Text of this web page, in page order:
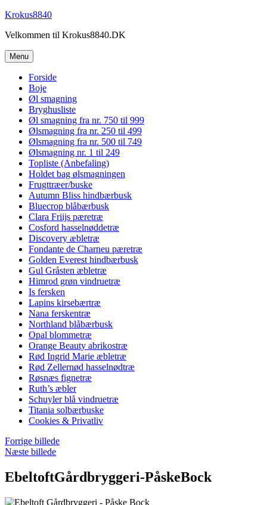
Videre
indhold
Krokus8840
Velkommen til Krokus8840.DK
Menu
Forside
Boje
Øl smagning
Bryghusliste
Øl smagning fra nr. 750 til 999
Ølsmagning fra nr. 250 til 499
Ølsmagning fra nr. 500 til 749
Ølsmagning nr. 1 til 249
Topliste (Anbefaling)
Holdet bag ølsmagningen
Frugttræer/buske
Autumn Bliss hindbærbusk
Bluecrop blåbærbusk
Clara Friijs pæretræ
Cosford hasselnøddetræ
Discovery æbletræ
Fondante de Charneu pæretræ
Golden Everest hindbærbusk
Gul Gråsten æbletræ
Himrod grøn vindruetræ
Is fersken
Lapins kirsebærtræ
Nana ferskentræ
Northland blåbærbusk
Opal blommetræ
Orange Beauty abrikostræ
Rød Ingrid Marie æbletræ
Rød Zellernød hasselnødtræ
Røsnæs fignetræ
Ruth’s æbler
Schuyler blå vindruetræ
Titania solbærbuske
Cookies & Privatliv
Forrige billede
Næste billede
EbeltoftGårdbryggeri-PåskeBock